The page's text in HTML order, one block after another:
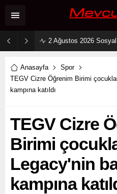
Anasayfa
Spor
TEGV Cizre Öğrenim Birimi
kampına katıldı
TEGV Cizre
Birimi
Legacy'nin
kampına